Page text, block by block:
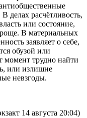
делах расчётливость,
или состояние,
В материальных
заявляет о себе,
обузой или
момент трудно найти
или излишне
невзгоды.
14 августа 20:04)